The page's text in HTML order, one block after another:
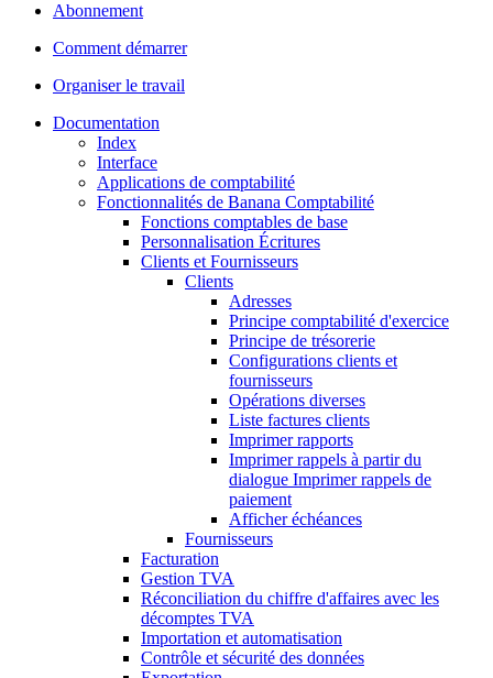
Abonnement
Comment démarrer
Organiser le travail
Documentation
Index
Interface
Applications de comptabilité
Fonctionnalités de Banana Comptabilité
Fonctions comptables de base
Personnalisation Écritures
Clients et Fournisseurs
Clients
Adresses
Principe comptabilité d'exercice
Principe de trésorerie
Configurations clients et
fournisseurs
Opérations diverses
Liste factures clients
Imprimer rapports
Imprimer rappels à partir du
dialogue Imprimer rappels de
paiement
Afficher échéances
Fournisseurs
Facturation
Gestion TVA
Réconciliation du chiffre d'affaires avec les
décomptes TVA
Importation et automatisation
Contrôle et sécurité des données